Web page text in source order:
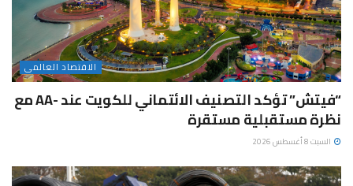
الاقتصاد العالمى
“فيتش” تؤكد التصنيف الائتماني للكويت عند -AA مع
نظرة مستقبلية مستقرة
السبت 8 أغسطس 2026